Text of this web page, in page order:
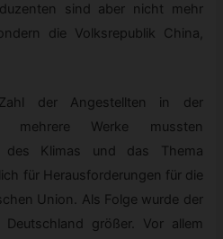
sind aber nicht mehr
die Volksrepublik China,
der Angestellten in der
mehrere Werke mussten
des Klimas und das Thema
für Herausforderungen für die
Union. Als Folge wurde der
größer. Vor allem